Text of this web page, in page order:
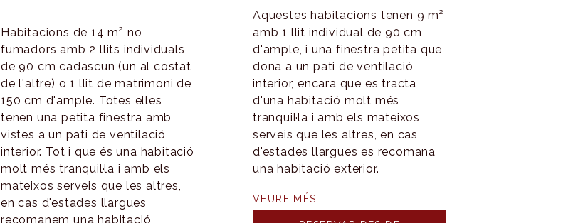
Habitacions de 14 m² no
fumadors amb 2 llits individuals
de 90 cm cadascun (un al costat
de l'altre) o 1 llit de matrimoni de
150 cm d'ample. Totes elles
tenen una petita finestra amb
vistes a un pati de ventilació
interior. Tot i que és una habitació
molt més tranquil·la i amb els
mateixos serveis que les altres,
en cas d'estades llargues
recomanem una habitació
Aquestes habitacions tenen 9 m²
amb 1 llit individual de 90 cm
d'ample, i una finestra petita que
dona a un pati de ventilació
interior, encara que es tracta
d'una habitació molt més
tranquil·la i amb els mateixos
serveis que les altres, en cas
d'estades llargues es recomana
una habitació exterior.
VEURE MÉS